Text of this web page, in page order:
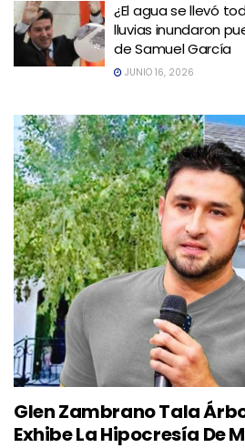
¿El agua se llevó
lluvias inundaron
de Samuel García
JUNIO 16, 2026
Glen Zambrano Tala
Exhibe La Hipocresía De